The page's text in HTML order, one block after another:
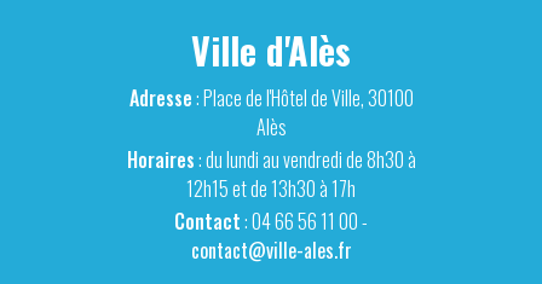
Ville d'Alès
Adresse: Place de l'Hôtel de Ville, 30100
Alès
Horaires: du lundi au vendredi de 8h30 à
12h15 et de 13h30 à 17h
Contact: 04 66 56 11 00 -
contact@ville-ales.fr